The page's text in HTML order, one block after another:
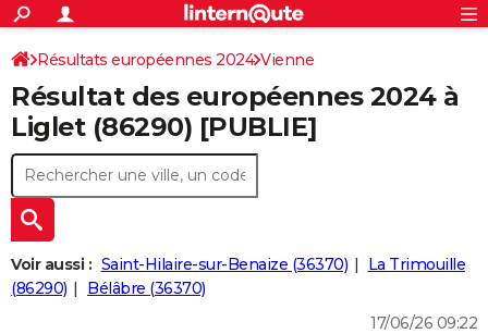
ACTUALITÉS
Politique
Société
Faits Divers
Education
Monde
Villes
+
SPORT
Coupe du monde 2026
Football
Tennis
Cyclisme
Rugby
Forum
CULTURE
Programme TV
TNT
Streaming
Cinéma
Sorties cinéma
Musique
+
FINANCE
Retraite
Impôts
Epargne
Immobilier
Risques naturels par ville
Banque
Assurance
Crédit
AUTO
Essais
Réserver un essai
Citadines
Berlines
SUV
Forum auto
+
HIGH-TECH
Mobiles
Meilleur smartphone
Internet
Ordinateurs
Jeux vidéo
Guide high-tech
+
BRICOLAGE
S'inscrire
Connexion
Résultats européennes 2024 Vienne
Résultat des européennes 2024 à
Liglet (86290) [PUBLIE]
Voir aussi : Saint-Hilaire-sur-Benaize (36370)
La Trimouille
(86290)
Bélâbre (36370)
17/06/26 09:22